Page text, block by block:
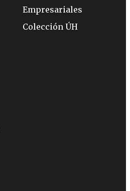
Empresariales
Colección ÚH